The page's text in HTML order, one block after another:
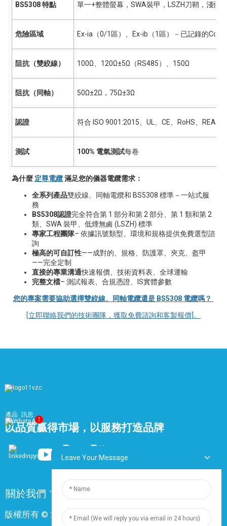
BS5308 特點 單一+整體螢幕，SWA裝甲，LSZH刀鞘，淺藍
危險區域 Ex-ia（0/1區）、Ex-ib（1區）－已記錄的Cc/
阻抗（雙絞線） 100Ω、120Ω±5Ω（RS485）、150Ω
阻抗（同軸） 50Ω±2Ω，75Ω±3Ω
認證 符合 ISO 9001:2015、UL、CE、RoHS、
測試 100% 電氣測試每卷
為什麼 定尊電纜滿足您的儀器電纜需求：
全系列產品雙絞線、同軸電纜和 BS5308 標準－一站式服
務
BS5308認證完全符合第 1 部分和第 2 部分、第 1 類和第 2
類、SWA 裝甲、低煙無鹵 (LSZH) 標準
專家工程團隊– 依據訊號類型、環境和規格提供免費選型諮
詢
極高的可自訂性——成對的、規格、防護罩、夾克、盔甲
——完全定制
直接的專業溝通快速報價、技術資料表、全球運輸
完整文檔– 測試報表、合規憑證、IS實體參數
您的專案需要協助選擇雙絞線、同軸電纜還是 BS5308 電纜嗎？
[立即聯絡我們的技術團隊，獲取免費諮詢和客製報價]。
產品 訊息
以品質贏得市場，以服務打造品牌
關於我們 常問問題
版權所有 © 2024 上海鼎尊電氣電纜股份有限公司。保留
1
Leave Your Message